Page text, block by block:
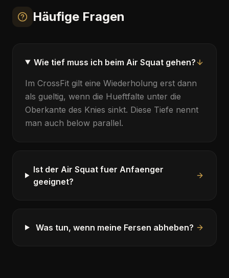
Häufige Fragen
Wie tief muss ich beim Air Squat gehen?
Im CrossFit gilt eine Wiederholung erst dann
als gueltig, wenn die Hueftfalte unter die
Oberkante des Knies sinkt. Diese Tiefe nennt
man auch below parallel.
Ist der Air Squat fuer Anfaenger
geeignet?
Was tun, wenn meine Fersen abheben?